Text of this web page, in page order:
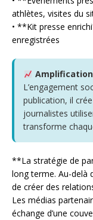
athlètes, visites du
• **Kit presse
enregistrées
L’engagement
publication, il
journalistes
transforme
**La stratégie de
long terme. Au-delà
de créer des
Les médias
échange d’une